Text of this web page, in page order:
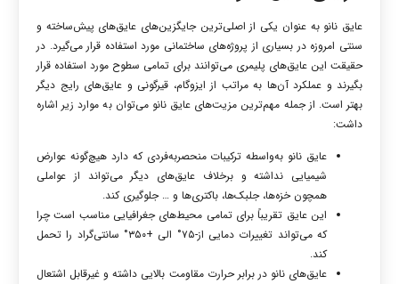
عایق نانو به عنوان یکی از اصلی‌ترین جایگزین‌های عایق‌های پیش‌ساخته و
سنتی امروزه در بسیاری از پروژه‌های ساختمانی مورد استفاده قرار می‌گیرد. در
حقیقت این عایق‌های پلیمری می‌توانند برای تمامی سطوح مورد استفاده قرار
بگیرند و عملکرد آن‌ها به مراتب از ایزوگام، قیرگونی و عایق‌های رایج دیگر
بهتر است. از جمله مهم‌ترین مزیت‌های عایق نانو می‌توان به موارد زیر اشاره
داشت:
عایق نانو به‌واسطه ترکیبات منحصربه‌فردی که دارد هیچ‌گونه عوارض
شیمیایی نداشته و برخلاف عایق‌های دیگر می‌تواند از عواملی
همچون خزه‌ها، جلبک‌ها، باکتری‌ها و … جلوگیری کند.
این عایق تقریباً برای تمامی محیط‌های جغرافیایی مناسب است چرا
که می‌تواند تغییرات دمایی از-۷۵
° الی +۳۵۰ ° سانتی‌گراد را تحمل
کند.
عایق‌های نانو در برابر حرارت مقاومت بالایی داشته و غیرقابل اشتعال